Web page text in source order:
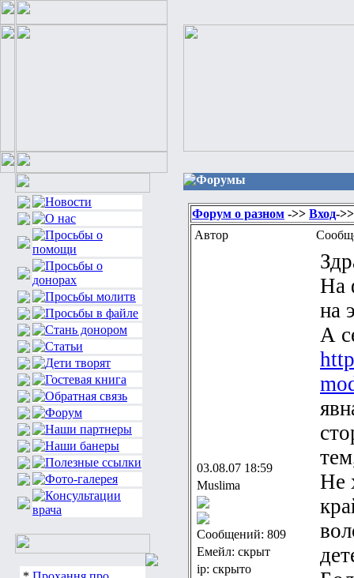
Форумы
Форум о разном ->> Вход-
Автор
03.08.07 18:59
Muslima
Сообщений: 809
Емейл: скрыт
ip: скрыто
На
на
А
Не